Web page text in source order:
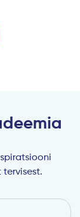
tervisest.